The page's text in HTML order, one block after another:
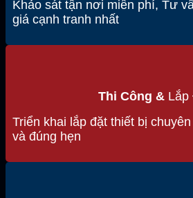
Khảo sát tận nơi miễn phí, Tư
giá cạnh tranh nhất
Thi Công & Lắp
Triển khai lắp đặt thiết bị
và đúng hẹn